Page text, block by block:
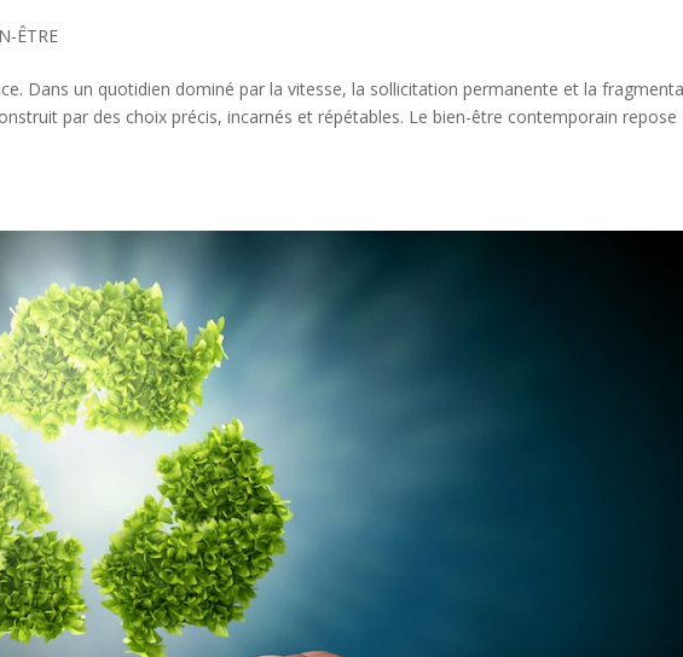
ÊTRE
Dans un quotidien dominé par la vitesse, la sollicitation permanente et la
par des choix précis, incarnés et répétables. Le bien-être contemporain repose